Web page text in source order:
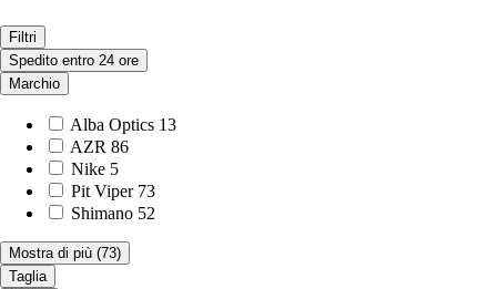
Filtri
Spedito entro 24 ore
Marchio
Alba Optics 13
AZR 86
Nike 5
Pit Viper 73
Shimano 52
Mostra di più (73)
Taglia